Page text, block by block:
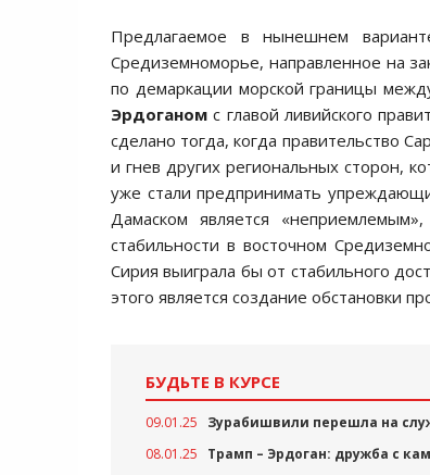
Предлагаемое в нынешнем
Средиземноморье, направленное на
по демаркации морской границы
Эрдоганом с главой ливийского
сделано тогда, когда правительство
и гнев других региональных сторон,
уже стали предпринимать
Дамаском является
стабильности в восточном
Сирия выиграла бы от стабильного
этого является создание обстановки
БУДЬТЕ В КУРСЕ
09.01.25
Зурабишвили перешла на
08.01.25
Трамп – Эрдоган: дружба с